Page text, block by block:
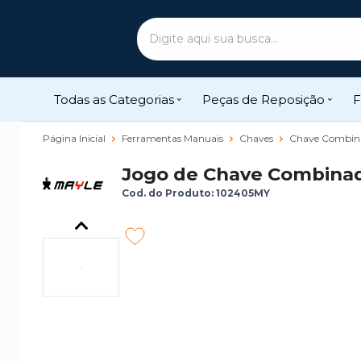
Todas as Categorias Peças de Reposição
Página Inicial Ferramentas Manuais Chaves Chave
Jogo de Chave
Cod. do Produto: 102405MY